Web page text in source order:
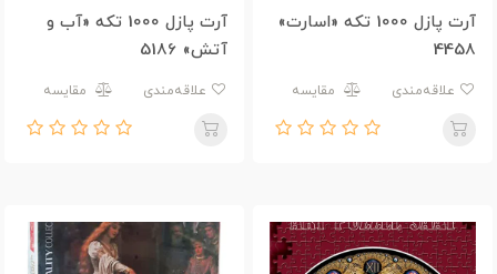
آرت پازل 1000 تکه «اسارت»
4458
مقایسه
آرت پازل 1000 تکه «آب و
آتش» 5186
مقایسه